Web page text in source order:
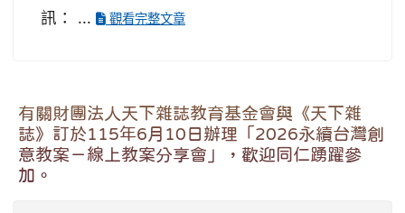
訊： ...
觀看完整文章
有關財團法人天下雜誌教育基金會與《天下雜
誌》訂於115年6月10日辦理「2026永續台灣創
意教案－線上教案分享會」，歡迎同仁踴躍參
加。